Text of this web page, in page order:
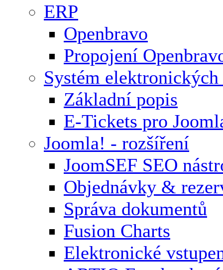
ERP
Openbravo
Propojení
Systém elektronických
Základní popis
E-Tickets pro
Joomla! - rozšíření
JoomSEF SEO
Objednávky &
Správa dokumentů
Fusion Charts
Elektronické